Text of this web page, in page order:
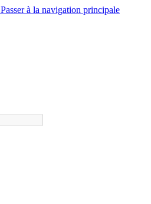
Passer à la navigation principale